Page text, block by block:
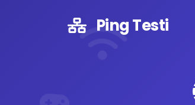
Ping Testi